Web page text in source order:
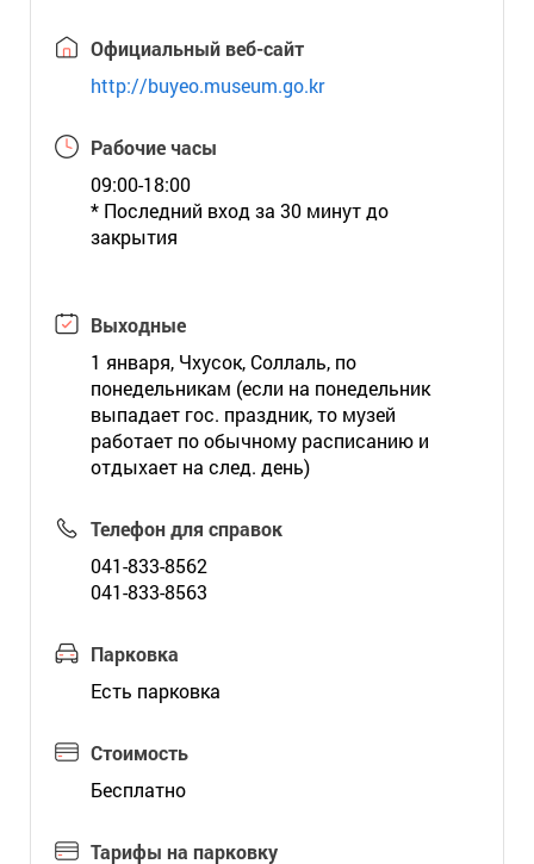
Официальный веб-сайт
http://buyeo.museum.go.kr
Рабочие часы
09:00-18:00
* Последний вход за 30 минут до
закрытия
Выходные
1 января, Чхусок, Соллаль, по
понедельникам (если на понедельник
выпадает гос. праздник, то музей
работает по обычному расписанию и
отдыхает на след. день)
Телефон для справок
041-833-8562
041-833-8563
Парковка
Есть парковка
Стоимость
Бесплатно
Тарифы на парковку